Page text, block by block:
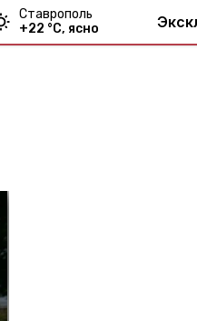
Ставрополь
+22 °С, ясно